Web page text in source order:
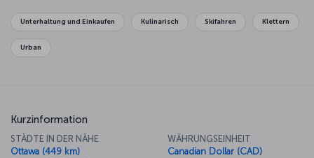
Ontario, where you'll find pieces by the likes of Cézanne, Van
the leisure and adventure parks there, and of course there's the
Unterhaltung und Einkaufen Kulinarisch Skifahren Klettern
Urban
Kurzinformation
STÄDTE IN DER NÄHE
Ottawa (449 km)
WÄHRUNGSEINHEIT
Canadian Dollar (CAD)